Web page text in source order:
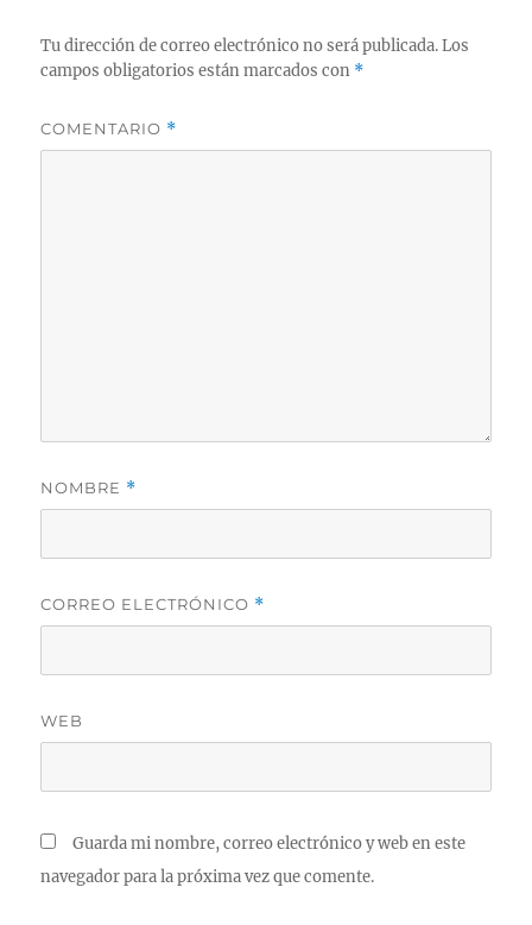
Tu dirección de correo electrónico no será publicada. Los
campos obligatorios están marcados con *
COMENTARIO *
NOMBRE *
CORREO ELECTRÓNICO *
WEB
Guarda mi nombre, correo electrónico y web en este
navegador para la próxima vez que comente.